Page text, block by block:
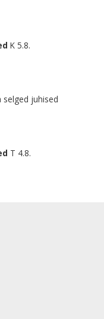
K 5.8.
selged juhised
T 4.8.